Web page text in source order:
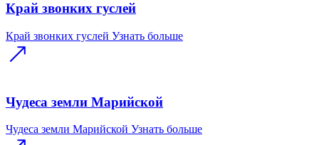
Край звонких гуслей
Край звонких гуслей Узнать больше
Чудеса земли Марийской
Чудеса земли Марийской Узнать больше